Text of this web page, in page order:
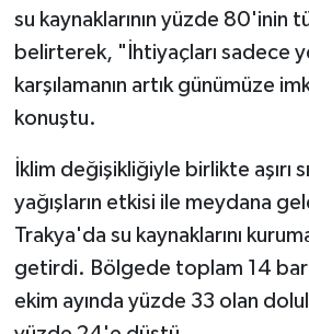
su kaynaklarının yüzde 80'inin
belirterek, "İhtiyaçları sadece
karşılamanın artık günümüze
konuştu.
İklim değişikliğiyle birlikte aşırı
yağışların etkisi ile meydana
Trakya'da su kaynaklarını
getirdi. Bölgede toplam 14
ekim ayında yüzde 33 olan